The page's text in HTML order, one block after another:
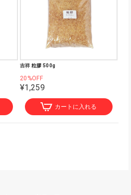
吉祥 粒膠 500g
20%OFF
¥1,259
カートに入れる